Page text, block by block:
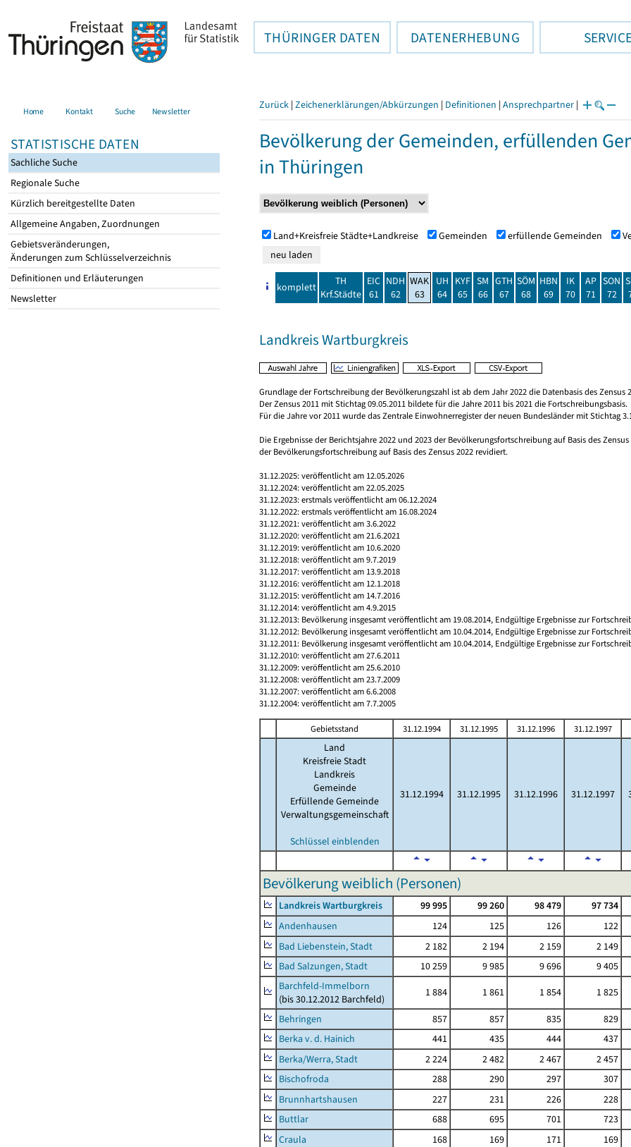
THÜRINGER DATEN DATENERHEBUNG
Home Kontakt Suche Newsletter
STATISTISCHE DATEN
Sachliche Suche
Regionale Suche
Kürzlich bereitgestellte Daten
Allgemeine Angaben, Zuordnungen
Gebietsveränderungen,
Änderungen zum Schlüsselverzeichnis
Definitionen und Erläuterungen
Newsletter
Zurück | Zeichenerklärungen/Abkürzungen | Definitionen | Ansprechpartner |
Bevölkerung der Gemeinden, erfüllenden
in Thüringen
Land+Kreisfreie Städte+Landkreise Gemeinden erfüllende Gemeinden
komplett
TH
Krf.Städte
EIC
61
NDH
62
WAK
63
UH
64
KYF
65
SM
66
GTH
67
SÖM
68
HBN
69
IK
70
AP
71
SON
72
Landkreis Wartburgkreis
Grundlage der Fortschreibung der Bevölkerungszahl ist ab dem Jahr 2022 die Datenbasis des Zensus
Der Zensus 2011 mit Stichtag 09.05.2011 bildete für die Jahre 2011 bis 2021 die Fortschreibungsbasis.
Für die Jahre vor 2011 wurde das Zentrale Einwohnerregister der neuen Bundesländer mit Stichtag
Die Ergebnisse der Berichtsjahre 2022 und 2023 der Bevölkerungsfortschreibung auf Basis des
der Bevölkerungsfortschreibung auf Basis des Zensus 2022 revidiert.
31.12.2025: veröffentlicht am 12.05.2026
31.12.2024: veröffentlicht am 22.05.2025
31.12.2023: erstmals veröffentlicht am 06.12.2024
31.12.2022: erstmals veröffentlicht am 16.08.2024
31.12.2021: veröffentlicht am 3.6.2022
31.12.2020: veröffentlicht am 21.6.2021
31.12.2019: veröffentlicht am 10.6.2020
31.12.2018: veröffentlicht am 9.7.2019
31.12.2017: veröffentlicht am 13.9.2018
31.12.2016: veröffentlicht am 12.1.2018
31.12.2015: veröffentlicht am 14.7.2016
31.12.2014: veröffentlicht am 4.9.2015
31.12.2013: Bevölkerung insgesamt veröffentlicht am 19.08.2014, Endgültige Ergebnisse zur
31.12.2012: Bevölkerung insgesamt veröffentlicht am 10.04.2014, Endgültige Ergebnisse zur
31.12.2011: Bevölkerung insgesamt veröffentlicht am 10.04.2014, Endgültige Ergebnisse zur
31.12.2010: veröffentlicht am 27.6.2011
31.12.2009: veröffentlicht am 25.6.2010
31.12.2008: veröffentlicht am 23.7.2009
31.12.2007: veröffentlicht am 6.6.2008
31.12.2004: veröffentlicht am 7.7.2005
Gebietsstand 31.12.1994 31.12.1995 31.12.1996 31.12.1997
Land
Kreisfreie Stadt
Landkreis
Gemeinde
Erfüllende Gemeinde
Verwaltungsgemeinschaft
Schlüssel einblenden
31.12.1994 31.12.1995 31.12.1996 31.12.1997
Bevölkerung weiblich (Personen)
Landkreis Wartburgkreis 99 995 99 260 98 479 97 734
Andenhausen
124 125 126 122
Bad Liebenstein, Stadt
2 182 2 194 2 159 2 149
Bad Salzungen, Stadt
10 259 9 985 9 696 9 405
Barchfeld-Immelborn
(bis 30.12.2012 Barchfeld)
1 884 1 861 1 854 1 825
Behringen
857 857 835 829
Berka v. d. Hainich
441 435 444 437
Berka/Werra, Stadt
2 224 2 482 2 467 2 457
Bischofroda
288 290 297 307
Brunnhartshausen
227 231 226 228
Buttlar
688 695 701 723
Craula
168 169 171 169